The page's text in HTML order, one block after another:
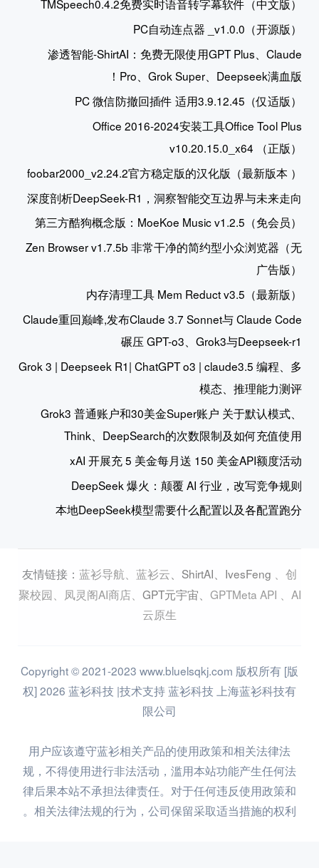
TMSpeech0.4.2免费实时语音转字幕软件（中文版）
PC自动连点器 _v1.0.0（开源版）
渗透智能-ShirtAI：免费无限使用GPT Plus、Claude
Pro、Grok Super、Deepseek满血版！
PC 微信防撤回插件 适用3.9.12.45（仅适版）
Office 2016-2024安装工具Office Tool Plus
v10.20.15.0_x64 （正版）
foobar2000_v2.24.2官方稳定版的汉化版（最新版本 ）
深度剖析DeepSeek-R1，洞察智能交互边界与未来走向
第三方酷狗概念版：MoeKoe Music v1.2.5（免会员）
Zen Browser v1.7.5b 非常干净的简约型小众浏览器（无
广告版）
内存清理工具 Mem Reduct v3.5（最新版）
Claude重回巅峰,发布Claude 3.7 Sonnet与 Claude Code
碾压 GPT-o3、Grok3与Deepseek-r1
Grok 3 | Deepseek R1| ChatGPT o3 | claude3.5 编程、多
模态、推理能力测评
Grok3 普通账户和30美金Super账户 关于默认模式、
Think、DeepSearch的次数限制及如何充值使用
xAI 开展充 5 美金每月送 150 美金API额度活动
DeepSeek 爆火：颠覆 AI 行业，改写竞争规则
本地DeepSeek模型需要什么配置以及各配置跑分
友情链接：蓝衫导航 、蓝衫云 、ShirtAI 、IvesFeng 、创
聚校园
、凤灵阁AI商店 、GPT元宇宙 、GPTMeta API 、AI
云原生
Copyright © 2021-2023 www.bluelsqkj.com 版权所有 [版
权] 2026 蓝衫科技 |技术支持 蓝衫科技 上海蓝衫科技有
限公司
用户应该遵守蓝衫相关产品的使用政策和相关法律法
规，不得使用进行非法活动，滥用本站功能产生任何法
律后果本站不承担法律责任。对于任何违反使用政策和
相关法律法规的行为，公司保留采取适当措施的权利。